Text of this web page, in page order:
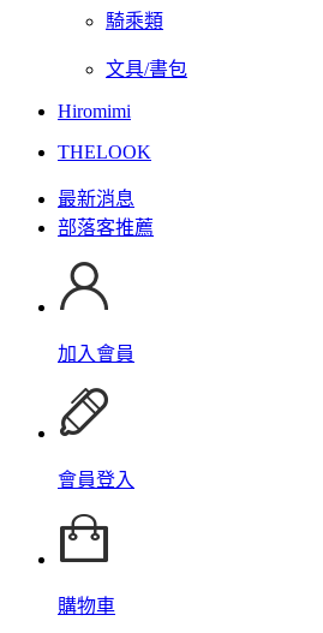
騎乘類
文具/書包
Hiromimi
THELOOK
最新消息
部落客推薦
加入會員
會員登入
購物車